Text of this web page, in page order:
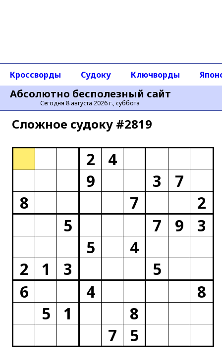
Абсолютно бесполезный сайт
Сегодня 8 августа 2026 г., суббота
Кроссворды Судоку Ключворды
Сложное cудоку #2819
2
4
9
3
7
8
7
2
5
7 9
3
5
4
2
1 3
5
6
4
8
5
1
8
7
5